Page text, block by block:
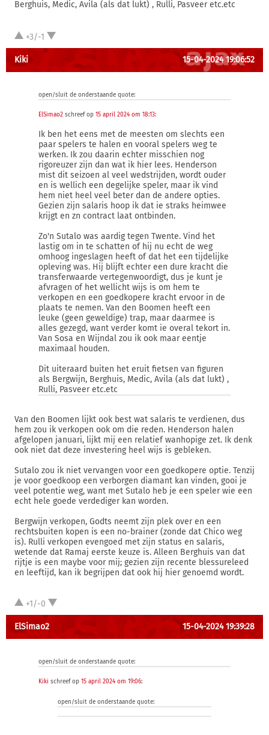
Berghuis, Medic, Avila (als dat lukt) , Rulli, Pasveer etc.etc
+3/-1
Kiki 15-04-2024 19:06:52
open/sluit de onderstaande quote:
ElSimao2 schreef op 15 april 2024 om 18:13:
Ik ben het eens met de meesten om slechts een
paar spelers te halen en vooral spelers weg te
werken. Ik zou daarin echter misschien nog
rigoreuzer zijn dan wat ik hier lees. Henderson
mist dit seizoen al veel wedstrijden, wordt ouder
en is wellich een degelijke speler, maar ik vind
hem niet heel veel beter dan de andere opties.
Gezien zijn salaris hoop ik dat ie straks heimwee
krijgt en zn contract laat ontbinden.
Zo'n Sutalo was aardig tegen Twente. Vind het
lastig om in te schatten of hij nu echt de weg
omhoog ingeslagen heeft of dat het een tijdelijke
opleving was. Hij blijft echter een dure kracht die
transferwaarde vertegenwoordigt, dus je kunt je
afvragen of het wellicht wijs is om hem te
verkopen en een goedkopere kracht ervoor in de
plaats te nemen. Van den Boomen heeft een
leuke (geen geweldige) trap, maar daarmee is
alles gezegd, want verder komt ie overal tekort in.
Van Sosa en Wijndal zou ik ook maar eentje
maximaal houden.
Dit uiteraard buiten het eruit fietsen van figuren
als Bergwijn, Berghuis, Medic, Avila (als dat lukt) ,
Rulli, Pasveer etc.etc
Van den Boomen lijkt ook best wat salaris te verdienen, dus
hem zou ik verkopen ook om die reden. Henderson halen
afgelopen januari, lijkt mij een relatief wanhopige zet. Ik denk
ook niet dat deze investering heel wijs is gebleken.
Sutalo zou ik niet vervangen voor een goedkopere optie. Tenzij
je voor goedkoop een verborgen diamant kan vinden, gooi je
veel potentie weg, want met Sutalo heb je een speler wie een
echt hele goede verdediger kan worden.
Bergwijn verkopen, Godts neemt zijn plek over en een
rechtsbuiten kopen is een no-brainer (zonde dat Chico weg
is). Rulli verkopen evengoed met zijn status en salaris,
wetende dat Ramaj eerste keuze is. Alleen Berghuis van dat
rijtje is een maybe voor mij; gezien zijn recente blessureleed
en leeftijd, kan ik begrijpen dat ook hij hier genoemd wordt.
+1/-0
ElSimao2 15-04-2024 19:39:28
open/sluit de onderstaande quote:
Kiki schreef op 15 april 2024 om 19:06:
open/sluit de onderstaande quote: